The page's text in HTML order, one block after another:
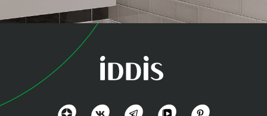
коллекция
Акрос (Acros)